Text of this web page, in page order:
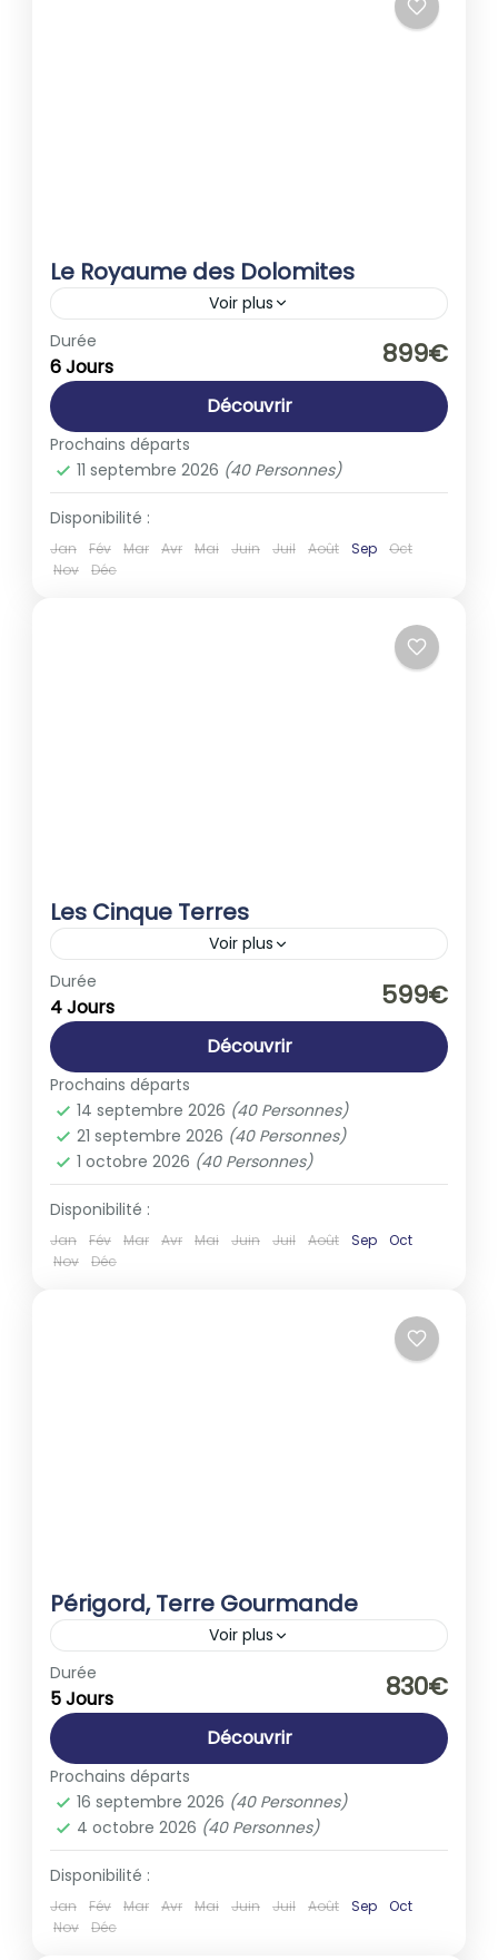
Le Royaume des Dolomites
Voir plus
Europe
1-40 People
Durée
6 Jours 899€
Découvrir
Prochains départs
11 septembre 2026 (40 Personnes)
Disponibilité :
Jan Fév Mar Avr Mai Juin Juil Août Sep
Oct
Nov
Déc
Les Cinque Terres
Voir plus
Europe
1-40 People
Durée
4 Jours 599€
Découvrir
Prochains départs
14 septembre 2026 (40 Personnes)
21 septembre 2026 (40 Personnes)
1 octobre 2026 (40 Personnes)
Disponibilité :
Jan Fév Mar Avr Mai Juin Juil Août Sep
Oct
Nov
Déc
Périgord, Terre Gourmande
Voir plus
Europe
1-40 People
Durée
5 Jours 830€
Découvrir
Prochains départs
16 septembre 2026 (40 Personnes)
4 octobre 2026 (40 Personnes)
Disponibilité :
Jan Fév Mar Avr Mai Juin Juil Août Sep
Oct
Nov
Déc